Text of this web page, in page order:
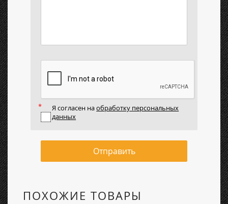
Я согласен наобработку персональных
данных
Отправить
ПОХОЖИЕ ТОВАРЫ